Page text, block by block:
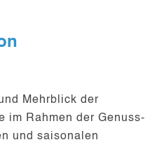
Mehrblick der
im Rahmen der Genuss-
und saisonalen